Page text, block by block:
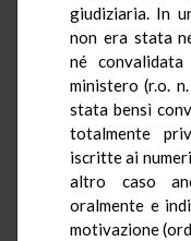
giudiziaria. In
non era stata
né convalidata
ministero (r.o.
stata bensì
totalmente
iscritte ai
altro caso
oralmente e
motivazione